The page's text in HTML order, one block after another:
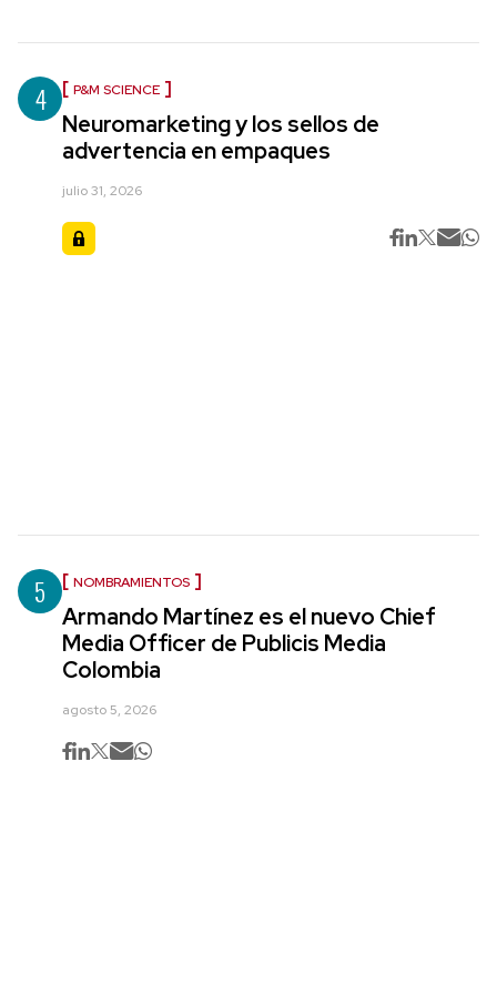
4 P&M SCIENCE
Neuromarketing y los sellos de
advertencia en empaques
julio 31, 2026
5 NOMBRAMIENTOS
Armando Martínez es el nuevo Chief
Media Officer de Publicis Media
Colombia
agosto 5, 2026